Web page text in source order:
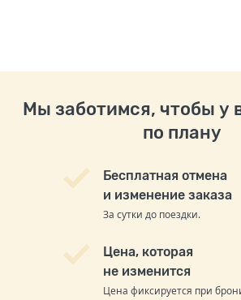
Мы заботимся, чтобы у
по плану
Бесплатная отмена
и изменение заказа
За сутки до поездки.
Цена, которая
не изменится
Цена фиксируется при